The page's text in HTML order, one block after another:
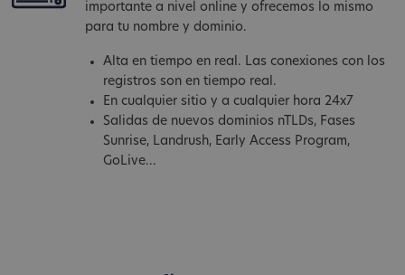
importante a nivel online y ofrecemos lo mismo
para tu nombre y dominio.
Alta en tiempo en real. Las conexiones con los
registros son en tiempo real.
En cualquier sitio y a cualquier hora 24x7
Salidas de nuevos dominios nTLDs, Fases
Sunrise, Landrush, Early Access Program,
GoLive...